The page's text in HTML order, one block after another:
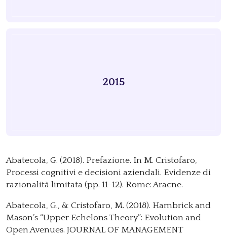
2015
Abatecola, G. (2018). Prefazione. In M. Cristofaro,
Processi cognitivi e decisioni aziendali. Evidenze di
razionalità limitata (pp. 11-12). Rome: Aracne.
Abatecola, G., & Cristofaro, M. (2018). Hambrick and
Mason’s “Upper Echelons Theory”: Evolution and
Open Avenues. JOURNAL OF MANAGEMENT